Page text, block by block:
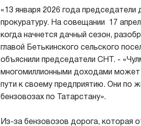
«13 января 2026 года
прокуратуру. На совещании 17
когда начнется дачный сезон,
главой Бетькинского сельского
объяснили председатели СНТ. -
многомиллионными доходами может
пути к своему предприятию. Они по
бензовозах по Татарстану».
Из-за бензовозов дорога, которая